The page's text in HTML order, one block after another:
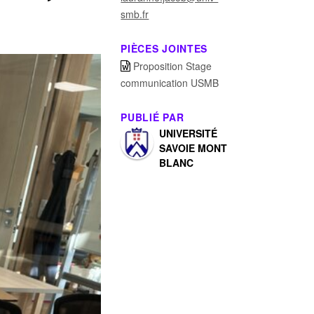
smb.fr
PIÈCES JOINTES
Proposition Stage
communication USMB
PUBLIÉ PAR
UNIVERSITÉ
SAVOIE MONT
BLANC